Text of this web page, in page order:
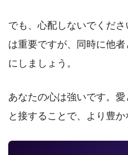
でも、心配しないでくだ
は重要ですが、同時に他
にしましょう。
あなたの心は強いです。
と接することで、より豊か